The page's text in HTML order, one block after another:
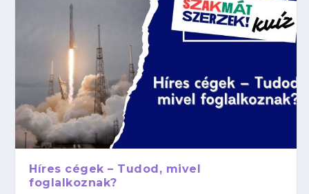
Híres cégek – Tudod, mivel
foglalkoznak?